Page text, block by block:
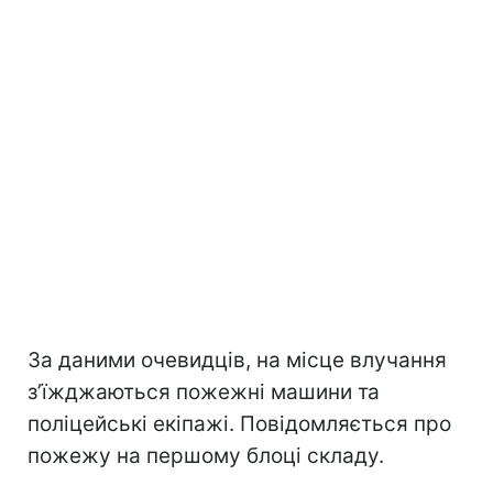
За даними очевидців, на місце влучання
зʼїжджаються пожежні машини та
поліцейські екіпажі. Повідомляється про
пожежу на першому блоці складу.